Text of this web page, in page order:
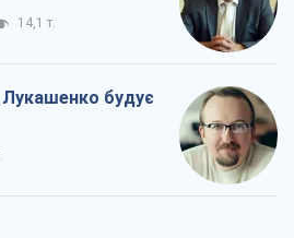
14,1 т.
Лукашенко будує